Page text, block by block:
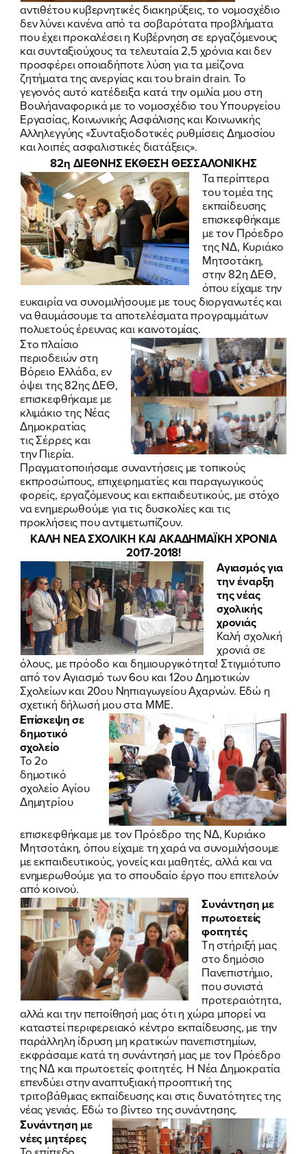
αντιθέτου κυβερνητικές διακηρύξεις, το νομοσχέδιο
δεν λύνει κανένα από τα σοβαρότατα προβλήματα
που έχει προκαλέσει η Κυβέρνηση σε εργαζόμενους
και συνταξιούχους τα τελευταία 2,5 χρόνια και δεν
προσφέρει οποιαδήποτε λύση για τα μείζονα
ζητήματα της ανεργίας και του brain drain. Το
γεγονός αυτό κατέδειξα κατά την ομιλία μου στη
Βουλήαναφορικά με το νομοσχέδιο του Υπουργείου
Εργασίας, Κοινωνικής Ασφάλισης και Κοινωνικής
Αλληλεγγύης «Συνταξιοδοτικές ρυθμίσεις Δημοσίου
και λοιπές ασφαλιστικές διατάξεις».
82η ΔΙΕΘΝΗΣ ΕΚΘΕΣΗ ΘΕΣΣΑΛΟΝΙΚΗΣ
Τα περίπτερα
του τομέα της
εκπαίδευσης
επισκεφθήκαμε
με τον Πρόεδρο
της ΝΔ, Κυριάκο
Μητσοτάκη,
στην 82η ΔΕΘ,
όπου είχαμε την
ευκαιρία να συνομιλήσουμε με τους διοργανωτές και
να θαυμάσουμε τα αποτελέσματα προγραμμάτων
πολυετούς έρευνας και καινοτομίας.
Στο πλαίσιο
περιοδειών στη
Βόρειο Ελλάδα, εν
όψει της 82ης ΔΕΘ,
επισκεφθήκαμε με
κλιμάκιο της Νέας
Δημοκρατίας
τιςΣέρρες και
τηνΠιερία.
Πραγματοποιήσαμε συναντήσεις με τοπικούς
εκπροσώπους, επιχειρηματίες και παραγωγικούς
φορείς, εργαζόμενους και εκπαιδευτικούς, με στόχο
να ενημερωθούμε για τις δυσκολίες και τις
προκλήσεις που αντιμετωπίζουν.
ΚΑΛΗ ΝΕΑ ΣΧΟΛΙΚΗ ΚΑΙ ΑΚΑΔΗΜΑΪΚΗ ΧΡΟΝΙΑ
2017-2018!
Αγιασμός για
την έναρξη
της νέας
σχολικής
χρονιάς
Καλή σχολική
χρονιά σε
όλους, με πρόοδο και δημιουργικότητα! Στιγμιότυπο
από τον Αγιασμό των 6ου και 12ου Δημοτικών
Σχολείων και 20ου Νηπιαγωγείου Αχαρνών. Εδώ η
σχετική δήλωσή μου στα ΜΜΕ.
Επίσκεψη σε
δημοτικό
σχολείο
Το 2ο
δημοτικό
σχολείο Αγίου
Δημητρίου
επισκεφθήκαμε με τον Πρόεδρο της ΝΔ, Κυριάκο
Μητσοτάκη, όπου είχαμε τη χαρά να συνομιλήσουμε
με εκπαιδευτικούς, γονείς και μαθητές, αλλά και να
ενημερωθούμε για το σπουδαίο έργο που επιτελούν
από κοινού.
Συνάντηση με
πρωτοετείς
φοιτητές
Τη στήριξή μας
στο δημόσιο
Πανεπιστήμιο,
που συνιστά
προτεραιότητα,
αλλά και την πεποίθησή μας ότι η χώρα μπορεί να
καταστεί περιφερειακό κέντρο εκπαίδευσης, με την
παράλληλη ίδρυση μη κρατικών πανεπιστημίων,
εκφράσαμε κατά τη συνάντησή μας με τον Πρόεδρο
της ΝΔ και πρωτοετείς φοιτητές. Η Νέα Δημοκρατία
επενδύει στην αναπτυξιακή προοπτική της
τριτοβάθμιας εκπαίδευσης και στις δυνατότητες της
νέας γενιάς. Εδώ το βίντεο της συνάντησης.
Συνάντηση με
νέες μητέρες